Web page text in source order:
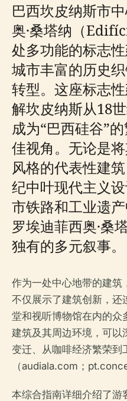
巴西坎皮纳斯市
奥·桑塔纳（
处多功能的标志
城市丰富的历史
转型。这座标志
解坎皮纳斯从18
成为“巴西硅谷”
佳视角。无论是
风格的代表性建
纪中叶现代主义
市铁路和工业遗
罗埃迪菲西奥·桑
独有的多元叙事。
作为一处中心地带的建筑
不仅展示了建筑创新，还
堂和视听博物馆在内的众
建筑及其周边环境，可以
变迁、从咖啡经济繁荣到
（audiala.com；
本综合指南详细介绍了